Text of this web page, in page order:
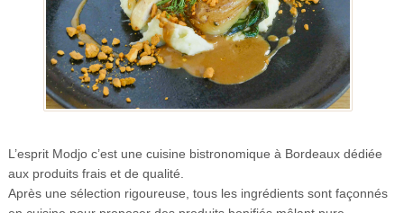
L’esprit Modjo c’est une cuisine bistronomique à Bordeaux dédiée
aux produits frais et de qualité.
Après une sélection rigoureuse, tous les ingrédients sont façonnés